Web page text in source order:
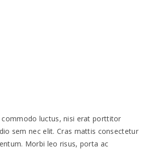
luctus, nisi erat porttitor
sem nec elit. Cras mattis consectetur
Morbi leo risus, porta ac